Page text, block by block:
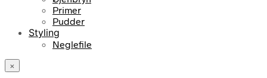
Primer
Pudder
Styling
Neglefile
×